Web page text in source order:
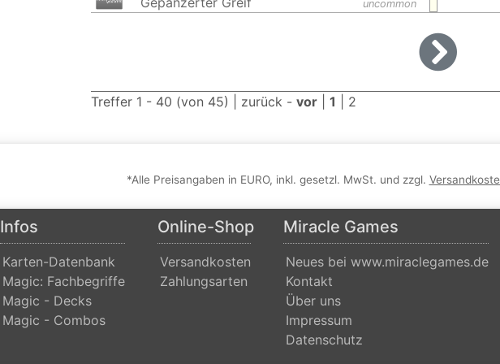
uncommon
Treffer 1 - 40 (von 45) | zurück - vor 1 2
*Alle Preisangaben in EURO, inkl. gesetzl. MwSt. und zzgl.
Infos
Karten-Datenbank
Magic: Fachbegriffe
Magic - Decks
Magic - Combos
Online-Shop
Versandkosten
Zahlungsarten
Miracle Games
Neues bei www.miraclegames.de
Kontakt
Über uns
Impressum
Datenschutz